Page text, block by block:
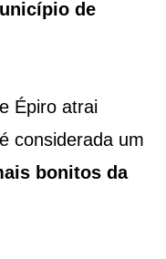
de
Épiro atrai
considerada um
bonitos da